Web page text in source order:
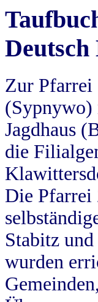
Zur Pfarrei
(Sypnywo)
Jagdhaus
die
Die Pfarrei
Stabitz
wurden